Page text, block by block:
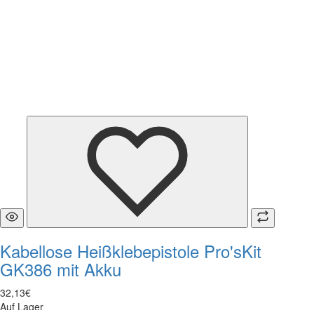
Kabellose Heißklebepistole Pro'sKit
GK386 mit Akku
32,13€
Auf Lager